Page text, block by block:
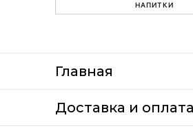
НАПИТКИ
Главная
Доставка и оплата